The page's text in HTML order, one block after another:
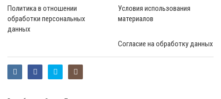
Политика в отношении
обработки персональных
данных
Условия использования
материалов
Согласие на обработку данных